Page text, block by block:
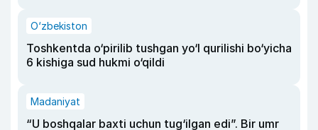
O‘zbekiston
Toshkentda o‘pirilib tushgan yo‘l qurilishi bo‘yicha
6 kishiga sud hukmi o‘qildi
Madaniyat
“U boshqalar baxti uchun tug‘ilgan edi”. Bir umr